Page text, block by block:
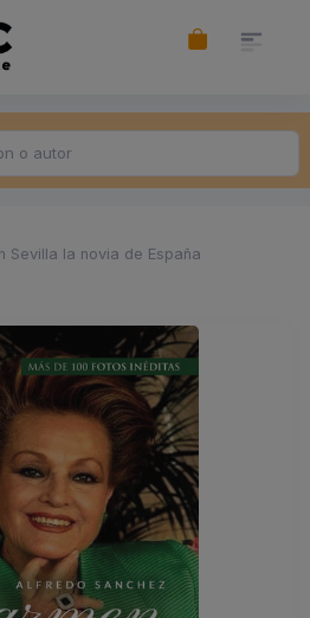
Sevilla la novia de España